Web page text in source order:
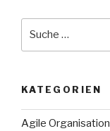
KATEGORIEN
Agile Organisation